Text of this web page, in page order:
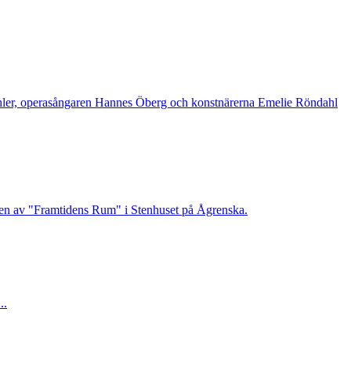
operasångaren Hannes Öberg och konstnärerna Emelie Röndahl
av "Framtidens Rum" i Stenhuset på Ågrenska.